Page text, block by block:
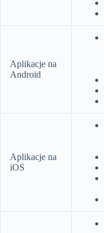
Aplikacje na
Android
Aplikacje na
iOS